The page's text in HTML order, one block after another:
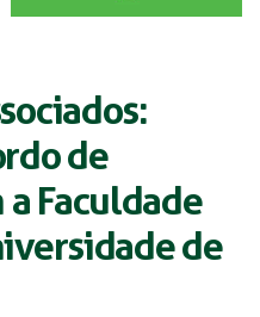
de
Faculdade
de